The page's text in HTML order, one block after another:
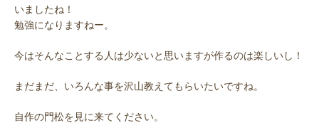
いましたね！
勉強になりますねー。
今はそんなことする人は少ないと思いますが作るのは楽しいし！
まだまだ、いろんな事を沢山教えてもらいたいですね。
自作の門松を見に来てください。